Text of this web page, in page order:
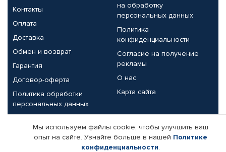
Контакты
Оплата
Доставка
Обмен и возврат
Гарантия
Договор-оферта
Политика обработки
персональных данных
на обработку
персональных данных
Политика
конфиденциальности
Согласие на получение
рекламы
О нас
Карта сайта
Партнерам
Корпоративным клиентам Реквизиты компании
Мы используем файлы cookie, чтобы улучшить ваш
опыт на сайте. Узнайте больше в нашей Политике
конфиденциальности.